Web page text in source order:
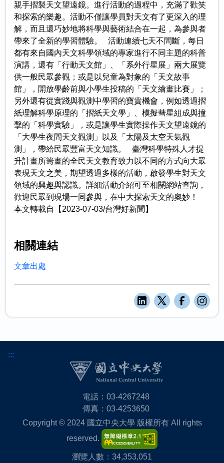
親手摺製天文望遠鏡。進行活動的過程中，充滿了歡笑
和探索的樂趣。活動不僅讓學員對天文有了更深入的理
解，而且還巧妙地將科學與藝術結合在一起，為參與者
帶來了全新的學習體驗。 活動連續七天不間斷，每日
都有來自國內天文科學領域的專家進行不同主題的科普
演講，還有「行動天文館」、「系外行星展」兩大展覽
供一般民眾參觀；或是以兒童為對象的「天文故事
館」，開放學齡前與小學生投稿的「天文繪畫比賽」；
另外還有從實踐與觀測中學習的寶貴機會，例如透過摺
紙理解科學原理的「摺紙天文學」、模擬彗星組成與撞
擊的「科學實驗」，或是讓學生實際操作天文望遠鏡的
「大學生夜間天文觀測」以及「太陽及太空天氣觀
測」，帶給民眾豐富天文知識。 臺灣科學特殊人才提
升計畫所籌畫的全民天文教育致力以不同的方式向大眾
表現天文之美，期望透過多樣的活動，啟發學生對天文
領域的興趣與認識。詳細活動介紹可至相關網站查詢，
歡迎民眾到現場一同參與，在中大探索天文的奧妙！
本文轉載自【2023-07-03/台灣好新聞】
相關連結
文章出處
:::
電話：03-4267248
傳真：03-4253650
Copyright © 2024 國立中央大學 版權所有 All rights
reserved.
瀏覽人數：34,353,051